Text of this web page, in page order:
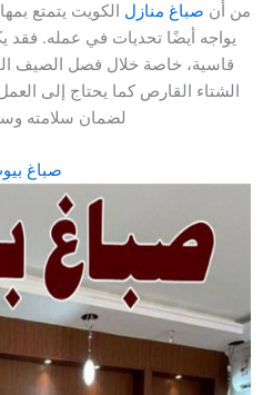
من أن صباغ منازل الكويت يتمتع
يواجه أيضًا تحديات في عمله.
قاسية، خاصة خلال فصل الصيف
الشتاء القارص كما يحتاج إلى
لضمان سلامته
صباغ